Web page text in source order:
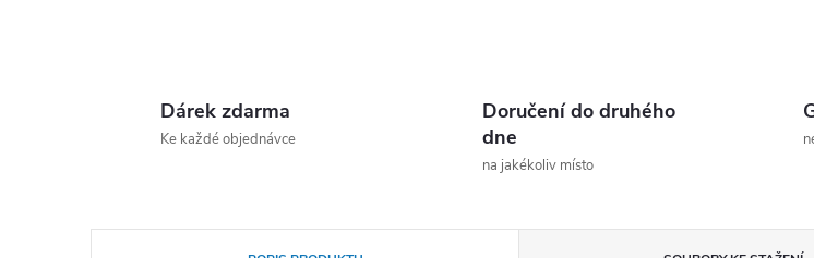
Dárek zdarma
Ke každé objednávce
Doručení do druhého
dne
na jakékoliv místo